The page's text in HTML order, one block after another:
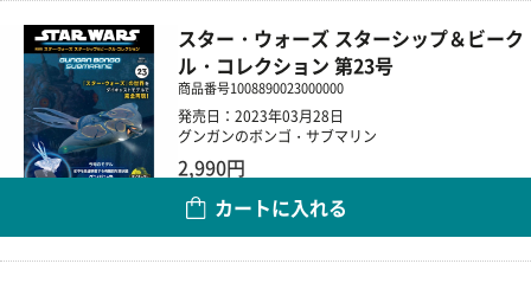
スター・ウォーズ スターシップ＆ビーク
ル・コレクション 第23号
商品番号1008890023000000
発売日：2023年03月28日
グンガンのボンゴ・サブマリン
2,990円
カートに入れる